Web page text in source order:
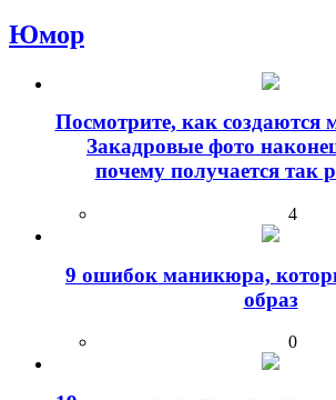
Юмор
Посмотрите, как создаются
Закадровые фото
почему получается так
4
9 ошибок маникюра,
образ
0